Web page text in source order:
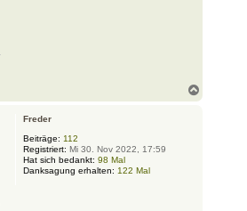
Freder
Beiträge: 112
Registriert: Mi 30. Nov 2022, 17:59
Hat sich bedankt: 98 Mal
Danksagung erhalten: 122 Mal